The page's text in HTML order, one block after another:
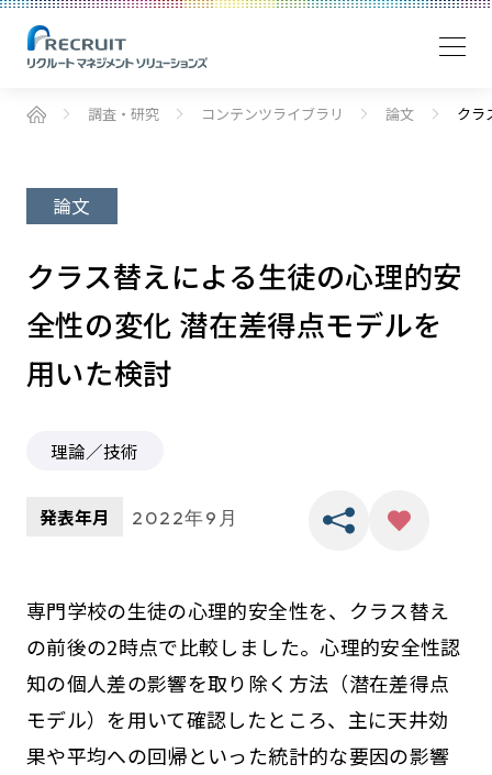
調査・研究 コンテンツライブラリ 論文 クラ
論文
クラス替えによる生徒の心理的安
全性の変化 潜在差得点モデルを
用いた検討
理論／技術
発表年月 2022年9月
専門学校の生徒の心理的安全性を、クラス替え
の前後の2時点で比較しました。心理的安全性認
知の個人差の影響を取り除く方法（潜在差得点
モデル）を用いて確認したところ、主に天井効
果や平均への回帰といった統計的な要因の影響